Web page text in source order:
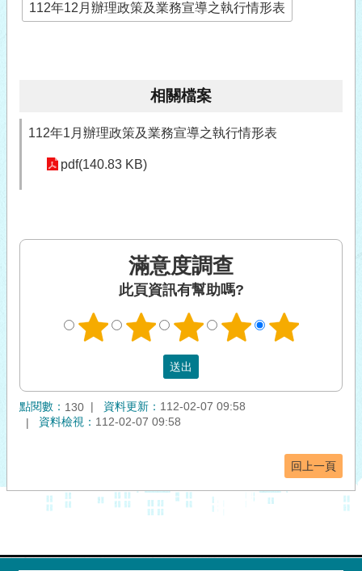
112年12月辦理政策及業務宣導之執行情形表
相關檔案
112年1月辦理政策及業務宣導之執行情形表
pdf(140.83 KB)
滿意度調查
此頁資訊有幫助嗎?
點閱數： 130 資料更新： 112-02-07 09:58
資料檢視： 112-02-07 09:58
回上一頁